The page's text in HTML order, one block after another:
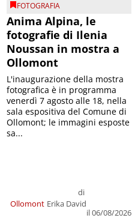
FOTOGRAFIA
Anima Alpina, le
fotografie di Ilenia
Noussan in mostra a
Ollomont
Ollomont
di
Erika David
il 06/08/2026
L'inaugurazione della mostra
fotografica è in programma
venerdì 7 agosto alle 18, nella
sala espositiva del Comune di
Ollomont; le immagini esposte
sa...